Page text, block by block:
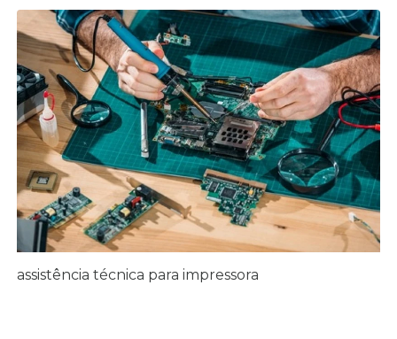
assistência técnica para impressora